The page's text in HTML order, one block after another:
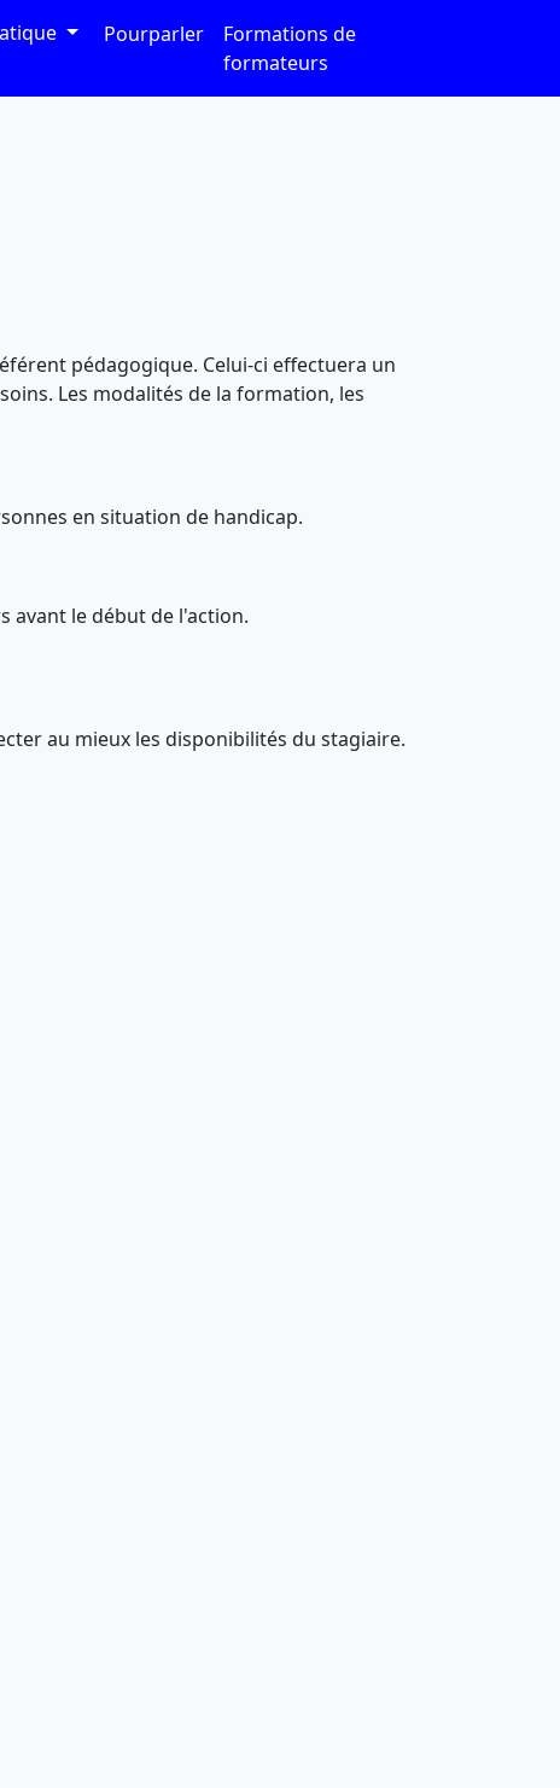
Pourparler
Formations de
formateurs
pédagogique. Celui-ci effectuera un
Les modalités de la formation, les
en situation de handicap.
avant le début de l'action.
au mieux les disponibilités du stagiaire.